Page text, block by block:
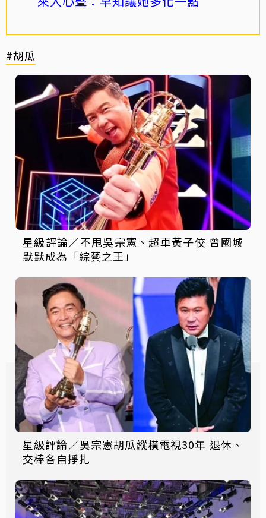
#胡瓜
星級評論／不甩吳宗憲、超車黃子佼 曾國城
默默成為「綜藝之王」
星級評論／吳宗憲胡瓜縱橫電視30年 退休、
交棒各自掙扎